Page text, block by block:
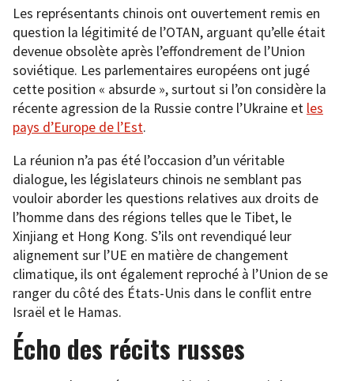
Les représentants chinois ont ouvertement remis en
question la légitimité de l’OTAN, arguant qu’elle était
devenue obsolète après l’effondrement de l’Union
soviétique. Les parlementaires européens ont jugé
cette position « absurde », surtout si l’on considère la
récente agression de la Russie contre l’Ukraine et les
pays d’Europe de l’Est.
La réunion n’a pas été l’occasion d’un véritable
dialogue, les législateurs chinois ne semblant pas
vouloir aborder les questions relatives aux droits de
l’homme dans des régions telles que le Tibet, le
Xinjiang et Hong Kong. S’ils ont revendiqué leur
alignement sur l’UE en matière de changement
climatique, ils ont également reproché à l’Union de se
ranger du côté des États-Unis dans le conflit entre
Israël et le Hamas.
Écho des récits russes